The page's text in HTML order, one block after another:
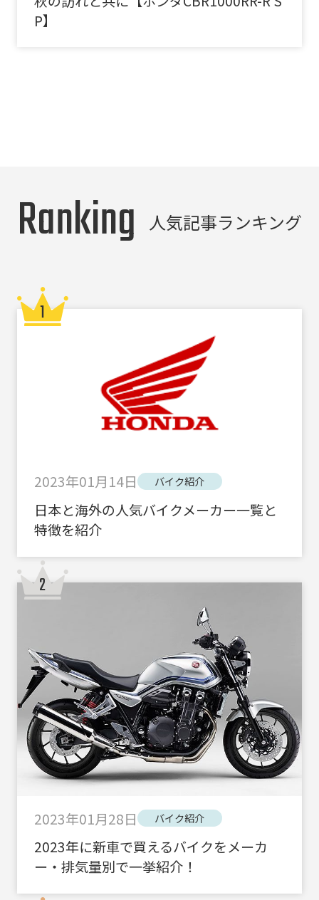
P】
Ranking 人気記事ランキング
2023年01月14日 バイク紹介
日本と海外の人気バイクメーカー一覧と
特徴を紹介
2023年01月28日 バイク紹介
2023年に新車で買えるバイクをメーカ
ー・排気量別で一挙紹介！